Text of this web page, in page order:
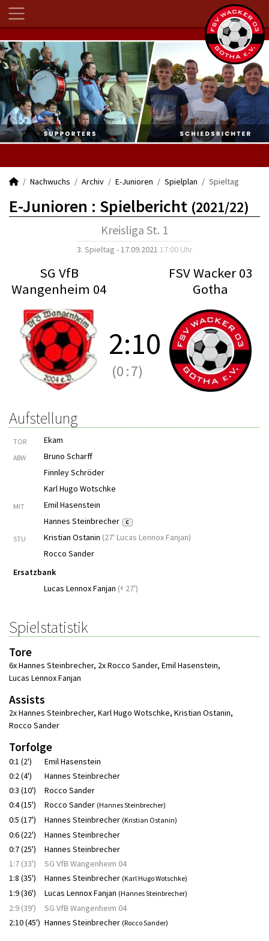
Nachwuchs Archiv E-Junioren Spielplan Spieltag
E-Junioren : Spielbericht (2021/22)
Kreisliga St. 1
3. Spieltag - 17.09.2021 17:00 Uhr
SG VfB
Wangenheim 04
FSV Wacker 03
Gotha
2:10
(0:7)
Aufstellung
TOR Ekam
ABW
Bruno Scharff
Finnley Schröder
Karl Hugo Wotschke
MIT
Emil Hasenstein
Hannes Steinbrecher
C
STU Kristian Ostanin (27' Lucas Lennox Fanjan)
Rocco Sander
Ersatzbank
Lucas Lennox Fanjan ( 27')
Spielstatistik
Tore
6x Hannes Steinbrecher, 2x Rocco Sander, Emil Hasenstein,
Lucas Lennox Fanjan
Assists
2x Hannes Steinbrecher, Karl Hugo Wotschke, Kristian Ostanin,
Rocco Sander
Torfolge
0:1 (2')
Emil Hasenstein
0:2 (4')
Hannes Steinbrecher
0:3 (10')
Rocco Sander
0:4 (15')
Rocco Sander (Hannes Steinbrecher)
0:5 (17') Hannes Steinbrecher (Kristian Ostanin)
0:6 (22')
Hannes Steinbrecher
0:7 (25')
Hannes Steinbrecher
1:7 (33')
SG VfB Wangenheim 04
1:8 (35')
Hannes Steinbrecher (Karl Hugo Wotschke)
1:9 (36') Lucas Lennox Fanjan (Hannes Steinbrecher)
2:9 (39')
SG VfB Wangenheim 04
2:10 (45') Hannes Steinbrecher (Rocco Sander)